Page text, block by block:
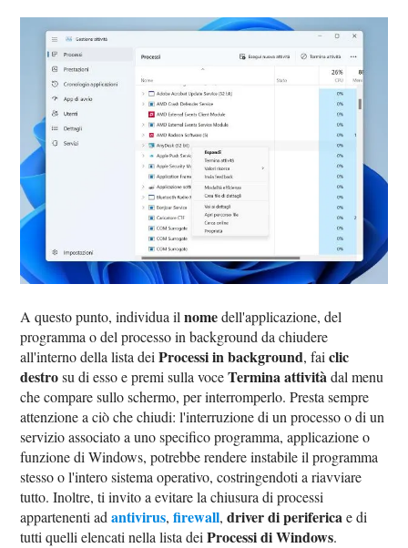
A questo punto, individua ilnomedell'applicazione, del
programma o del processo in background da chiudere
all'interno della lista deiProcessi in background, faiclic
destrosu di esso e premi sulla voceTermina attività dal menu
che compare sullo schermo, per interromperlo. Presta sempre
attenzione a ciò che chiudi: l'interruzione di un processo o di un
servizio associato a uno specifico programma, applicazione o
funzione di Windows, potrebbe rendere instabile il programma
stesso o l'intero sistema operativo, costringendoti a riavviare
tutto. Inoltre, ti invito a evitare la chiusura di processi
appartenenti adantivirus,firewall,driver di periferica e di
tutti quelli elencati nella lista deiProcessi di Windows.